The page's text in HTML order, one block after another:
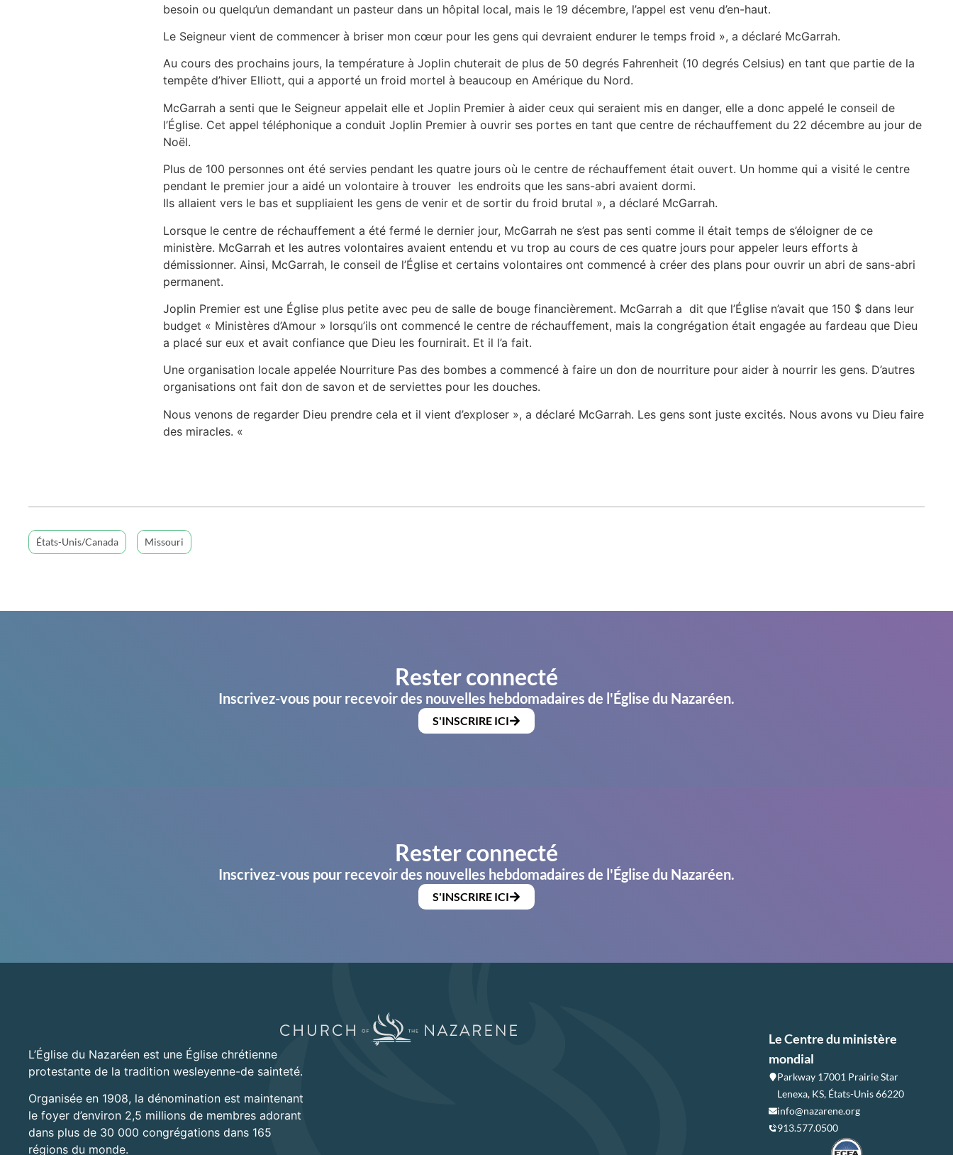
besoin ou quelqu’un demandant un pasteur dans un hôpital local, mais le 19 décembre, l’appel est venu d’en-haut.
Le Seigneur vient de commencer à briser mon cœur pour les gens qui devraient endurer le temps froid », a déclaré McGarrah.
Au cours des prochains jours, la température à Joplin chuterait de plus de 50 degrés Fahrenheit (10 degrés Celsius) en tant que partie de la
tempête d’hiver Elliott, qui a apporté un froid mortel à beaucoup en Amérique du Nord.
McGarrah a senti que le Seigneur appelait elle et Joplin Premier à aider ceux qui seraient mis en danger, elle a donc appelé le conseil de
l’Église. Cet appel téléphonique a conduit Joplin Premier à ouvrir ses portes en tant que centre de réchauffement du 22 décembre au jour de
Noël.
Plus de 100 personnes ont été servies pendant les quatre jours où le centre de réchauffement était ouvert. Un homme qui a visité le centre
pendant le premier jour a aidé un volontaire à trouver les endroits que les sans-abri avaient dormi.
Ils allaient vers le bas et suppliaient les gens de venir et de sortir du froid brutal », a déclaré McGarrah.
Lorsque le centre de réchauffement a été fermé le dernier jour, McGarrah ne s’est pas senti comme il était temps de s’éloigner de ce
ministère. McGarrah et les autres volontaires avaient entendu et vu trop au cours de ces quatre jours pour appeler leurs efforts à
démissionner. Ainsi, McGarrah, le conseil de l’Église et certains volontaires ont commencé à créer des plans pour ouvrir un abri de sans-abri
permanent.
Joplin Premier est une Église plus petite avec peu de salle de bouge financièrement. McGarrah a dit que l’Église n’avait que 150 $ dans leur
budget « Ministères d’Amour » lorsqu’ils ont commencé le centre de réchauffement, mais la congrégation était engagée au fardeau que Dieu
a placé sur eux et avait confiance que Dieu les fournirait. Et il l’a fait.
Une organisation locale appelée Nourriture Pas des bombes a commencé à faire un don de nourriture pour aider à nourrir les gens. D’autres
organisations ont fait don de savon et de serviettes pour les douches.
Nous venons de regarder Dieu prendre cela et il vient d’exploser », a déclaré McGarrah. Les gens sont juste excités. Nous avons vu Dieu faire
des miracles. «
États-Unis/Canada Missouri
Rester connecté
Inscrivez-vous pour recevoir des nouvelles hebdomadaires de l'Église du Nazaréen.
S'INSCRIRE ICI
Rester connecté
Inscrivez-vous pour recevoir des nouvelles hebdomadaires de l'Église du Nazaréen.
S'INSCRIRE ICI
L’Église du Nazaréen est une Église chrétienne
protestante de la tradition wesleyenne-de sainteté.
Organisée en 1908, la dénomination est maintenant
le foyer d’environ 2,5 millions de membres adorant
dans plus de 30 000 congrégations dans 165
régions du monde.
Le Centre du ministère
mondial
Parkway 17001 Prairie Star
Lenexa, KS, États-Unis 66220
info@nazarene.org
913.577.0500